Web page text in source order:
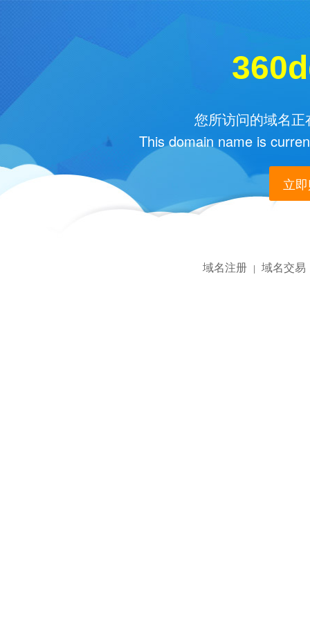
您所访问的域名
This domain name is
立
域名注册 | 域名交易